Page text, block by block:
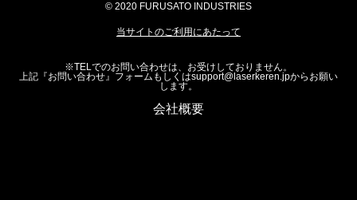
© 2020 FURUSATO INDUSTRIES
当サイトのご利用にあたって
※TELでのお問い合わせは、お受けしておりません。
上記『お問い合わせ』フォームもしくはsupport@laserkeren.jpからお願い
します。
会社概要